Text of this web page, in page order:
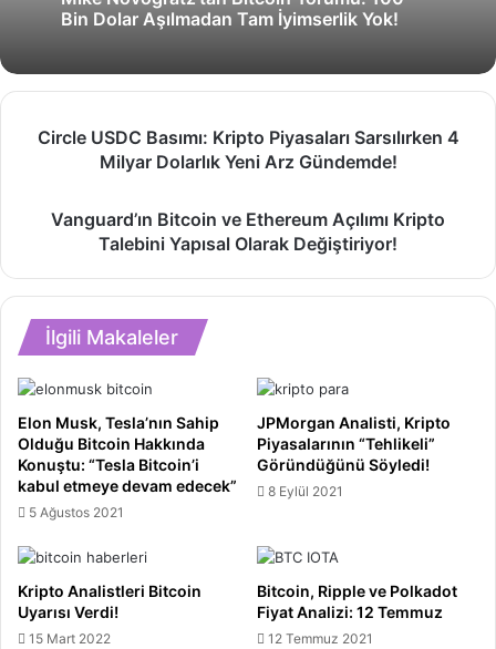
Bin Dolar Aşılmadan Tam İyimserlik Yok!
USDC
Piyasaları
Yeni
Arz
Gündemde!
Circle USDC Basımı: Kripto Piyasaları Sarsılırken 4
Milyar Dolarlık Yeni Arz Gündemde!
Bitcoin
Ethereum
Açılımı
Kripto
Talebini
Olarak
Değiştiriyor!
Vanguard’ın Bitcoin ve Ethereum Açılımı Kripto
Talebini Yapısal Olarak Değiştiriyor!
İlgili Makaleler
Elon Musk, Tesla’nın Sahip
Olduğu Bitcoin Hakkında
Konuştu: “Tesla Bitcoin’i
kabul etmeye devam edecek”
5 Ağustos 2021
JPMorgan Analisti, Kripto
Piyasalarının “Tehlikeli”
Göründüğünü Söyledi!
8 Eylül 2021
Kripto Analistleri Bitcoin
Uyarısı Verdi!
15 Mart 2022
Bitcoin, Ripple ve Polkadot
Fiyat Analizi: 12 Temmuz
12 Temmuz 2021